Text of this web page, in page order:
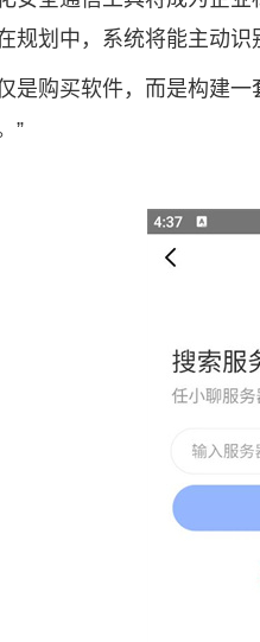
划中，系统将能主动识
是购买软件，而是构建
”